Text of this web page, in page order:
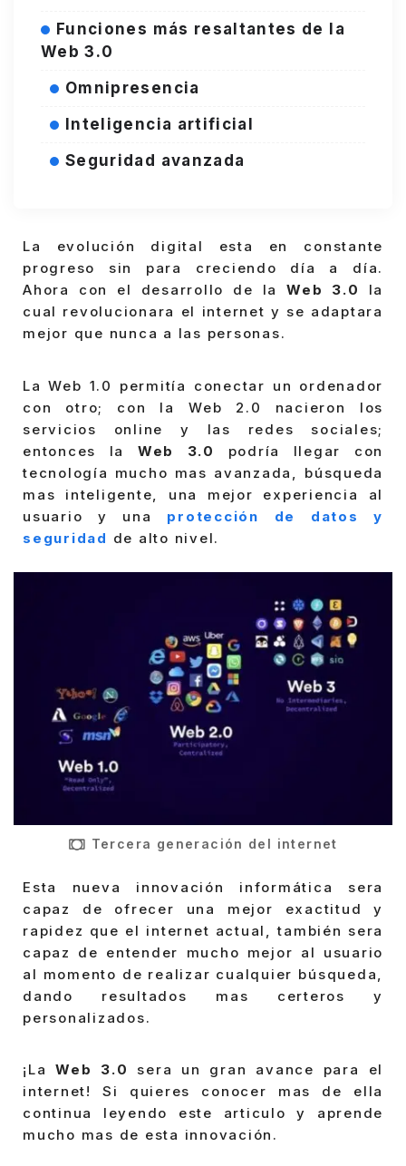
Funciones más resaltantes de la
Web 3.0
Omnipresencia
Inteligencia artificial
Seguridad avanzada
La evolución digital esta en constante
progreso sin para creciendo día a día.
Ahora con el desarrollo de la Web 3.0
la
cual revolucionara el internet y se adaptara
mejor que nunca a las personas.
La Web 1.0 permitía conectar un ordenador
con otro; con la Web 2.0 nacieron los
servicios online y las redes sociales;
entonces la Web 3.0
podría llegar con
tecnología mucho mas avanzada, búsqueda
mas inteligente, una mejor experiencia al
usuario y una protección de datos y
seguridad de alto nivel.
Tercera generación del internet
Esta nueva innovación informática sera
capaz de ofrecer una mejor exactitud y
rapidez que el internet actual, también sera
capaz de entender mucho mejor al usuario
al momento de realizar cualquier búsqueda,
dando resultados mas certeros y
personalizados.
¡LaWeb 3.0
sera un gran avance para el
internet! Si quieres conocer mas de ella
continua leyendo este articulo y aprende
mucho mas de esta innovación.